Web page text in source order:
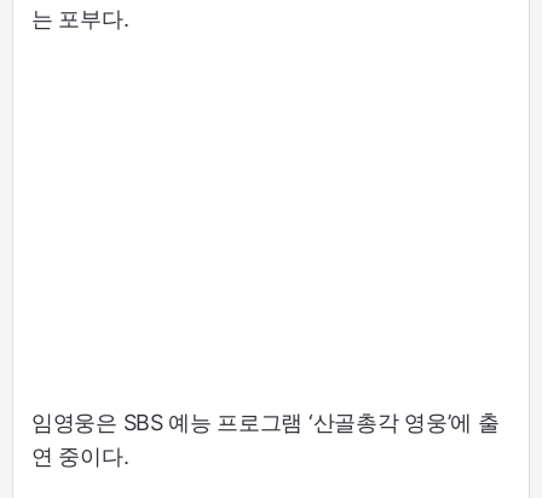
는 포부다.
임영웅은 SBS 예능 프로그램 ‘산골총각 영웅’에 출
연 중이다.